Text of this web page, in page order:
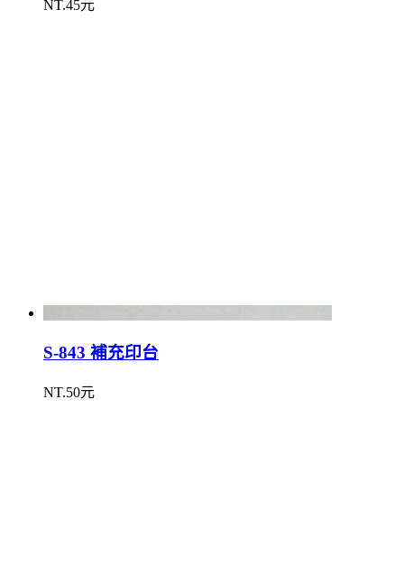
NT.45元
S-843 補充印台
NT.50元